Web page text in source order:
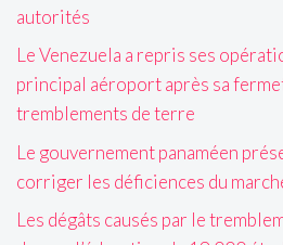
autorités
Le Venezuela a repris ses
principal aéroport après sa
tremblements de terre
Le gouvernement panaméen
corriger les déficiences du
Les dégâts causés par le